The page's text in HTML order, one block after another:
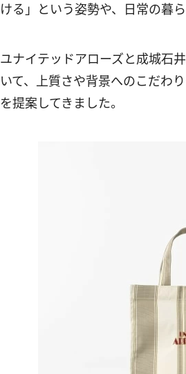
ける」という姿勢や、日常の暮
ユナイテッドアローズと成城石
いて、上質さや背景へのこだわ
を提案してきました。